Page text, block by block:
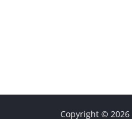
Copyright © 2026